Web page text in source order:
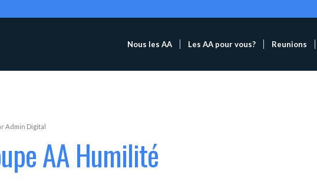
Nous les AA Les AA pour vous? Reunions
Admin Digital
AA Humilité